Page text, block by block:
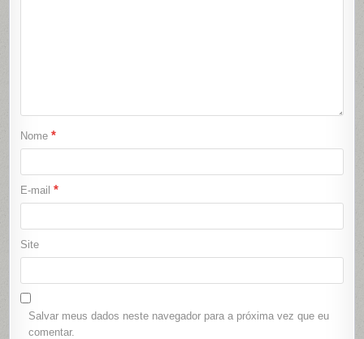
Nome*
E-mail*
Site
Salvar meus dados neste navegador para a próxima vez que eu
comentar.